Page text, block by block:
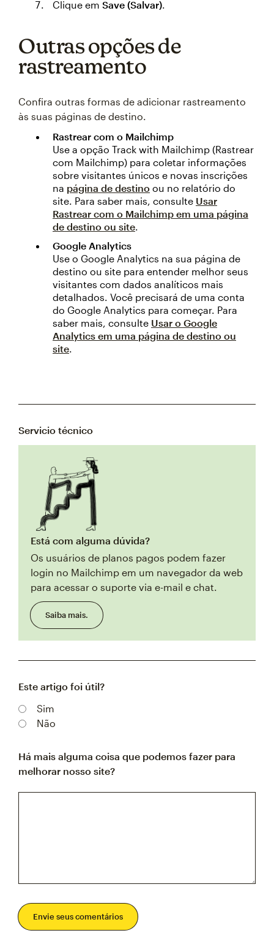
Clique em Save (Salvar).
Outras opções de
rastreamento
Confira outras formas de adicionar rastreamento
às suas páginas de destino.
Rastrear com o Mailchimp
Use a opção Track with Mailchimp (Rastrear
com Mailchimp) para coletar informações
sobre visitantes únicos e novas inscrições
na página de destino ou no relatório do
site. Para saber mais, consulte Usar
Rastrear com o Mailchimp em uma página
de destino ou site.
Google Analytics
Use o Google Analytics na sua página de
destino ou site para entender melhor seus
visitantes com dados analíticos mais
detalhados. Você precisará de uma conta
do Google Analytics para começar. Para
saber mais, consulte Usar o Google
Analytics em uma página de destino ou
site.
Servicio técnico
Está com alguma dúvida?
Os usuários de planos pagos podem fazer
login no Mailchimp em um navegador da web
para acessar o suporte via e-mail e chat.
Saiba mais.
Este artigo foi útil?
Sim
Não
Há mais alguma coisa que podemos fazer para
melhorar nosso site?
Envie seus comentários